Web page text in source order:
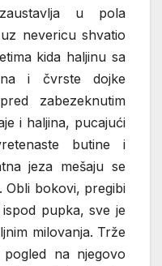
u pola
nevericu shvatio
kida haljinu sa
i čvrste dojke
zabezeknutim
i haljina, pucajući
butine i
jeza mešaju se
Obli bokovi, pregibi
pupka, sve je
milovanja. Trže
na njegovo